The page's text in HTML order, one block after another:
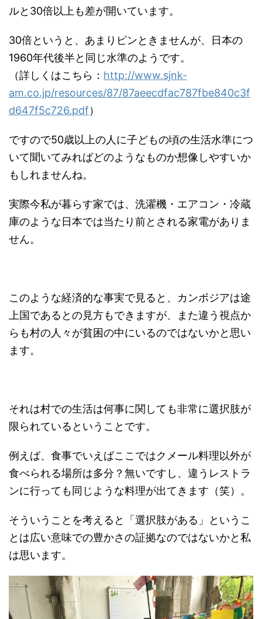
ルと30倍以上も差が開いています。
30倍というと、あまりピンときませんが、日本の
1960年代後半と同じ水準のようです。
（詳しくはこちら： http://www.sjnk-
am.co.jp/resources/87/87aeecdfac787fbe840c3f
d647f5c726.pdf）
ですので50歳以上の人に子どもの頃の生活水準につ
いて聞いてみればどのようなものか想像しやすいか
もしれませんね。
実際今私が暮らす家では、洗濯機・エアコン・冷蔵
庫のような日本では当たり前とされる家電がありま
せん。
このような経済的な事実で見ると、カンボジアは途
上国であるとの見方もできますが、また違う視点か
らも村の人々が貧困の中にいるのではないかと思い
ます。
それは村での生活は何事に関しても非常に選択肢が
限られているということです。
例えば、食事でいえばここではクメール料理以外が
食べられる場所は多分？無いですし、違うレストラ
ンに行っても同じような料理が出てきます（笑）。
そういうことを考えると「選択肢がある」というこ
とは広い意味での豊かさの証拠なのではないかと私
は思います。